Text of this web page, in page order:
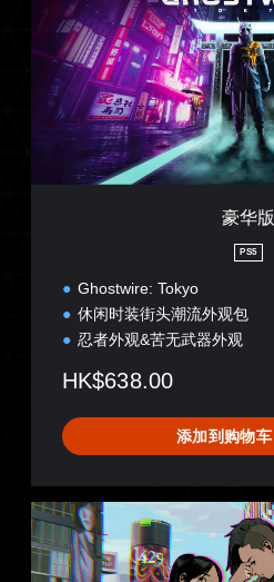
豪华版
PS5
Ghostwire: Tokyo
休闲时装街头潮流外观包
忍者外观&苦无武器外观
HK$638.00
添加到购物车
P
r
e
l